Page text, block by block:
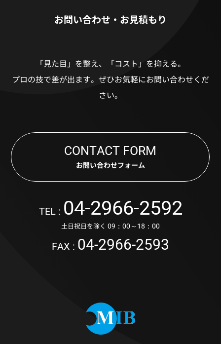
お問い合わせ・お見積もり
「見た目」を整え、「コスト」を抑える。
プロの技で差が出ます。 ぜひお気軽にお問い合わせくだ
さい。
CONTACT FORM
お問い合わせフォーム
TEL : 04-2966-2592
土日祝日を除く 09：00～18：00
FAX : 04-2966-2593